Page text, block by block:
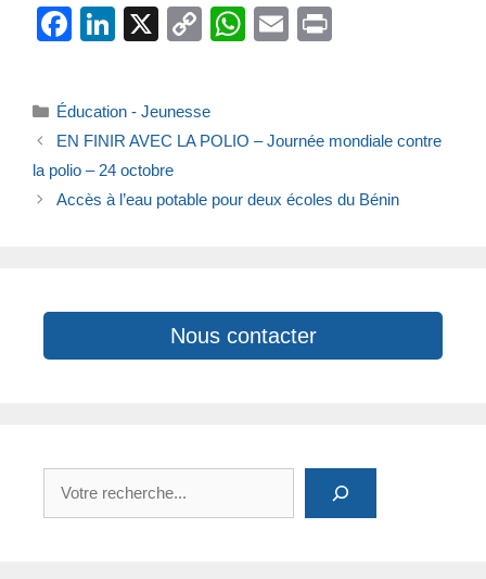
F
e
b
o
Li
e
dI
n
X
C
y
n
W
s
p
E
Catégories
Éducation - Jeunesse
EN FINIR AVEC LA POLIO – Journée mondiale contre
la polio – 24 octobre
Accès à l’eau potable pour deux écoles du Bénin
Nous contacter